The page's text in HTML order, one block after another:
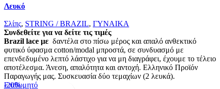
Λευκό
Σλίπς, STRING / BRAZIL, ΓΥΝΑΙΚΑ
Συνδεθείτε για να δείτε τις τιμές
Brazil lace με δαντέλα στο πίσω μέρος και απαλό ανθεκτικό
φυτικό ύφασμα cotton/modal μπροστά, σε συνδυασμό με
επενδεδυμένο λεπτό λάστιχο για να μη διαγράφει, έχουμε το τέλειο
αποτέλεσμα. Άνεση, απαλότητα και αντοχή. Ελληνικό Προϊόν
Παραγωγής μας. Συσκευασία δύο τεμαχίων (2 λευκά).
Επιθυμητό
-20%